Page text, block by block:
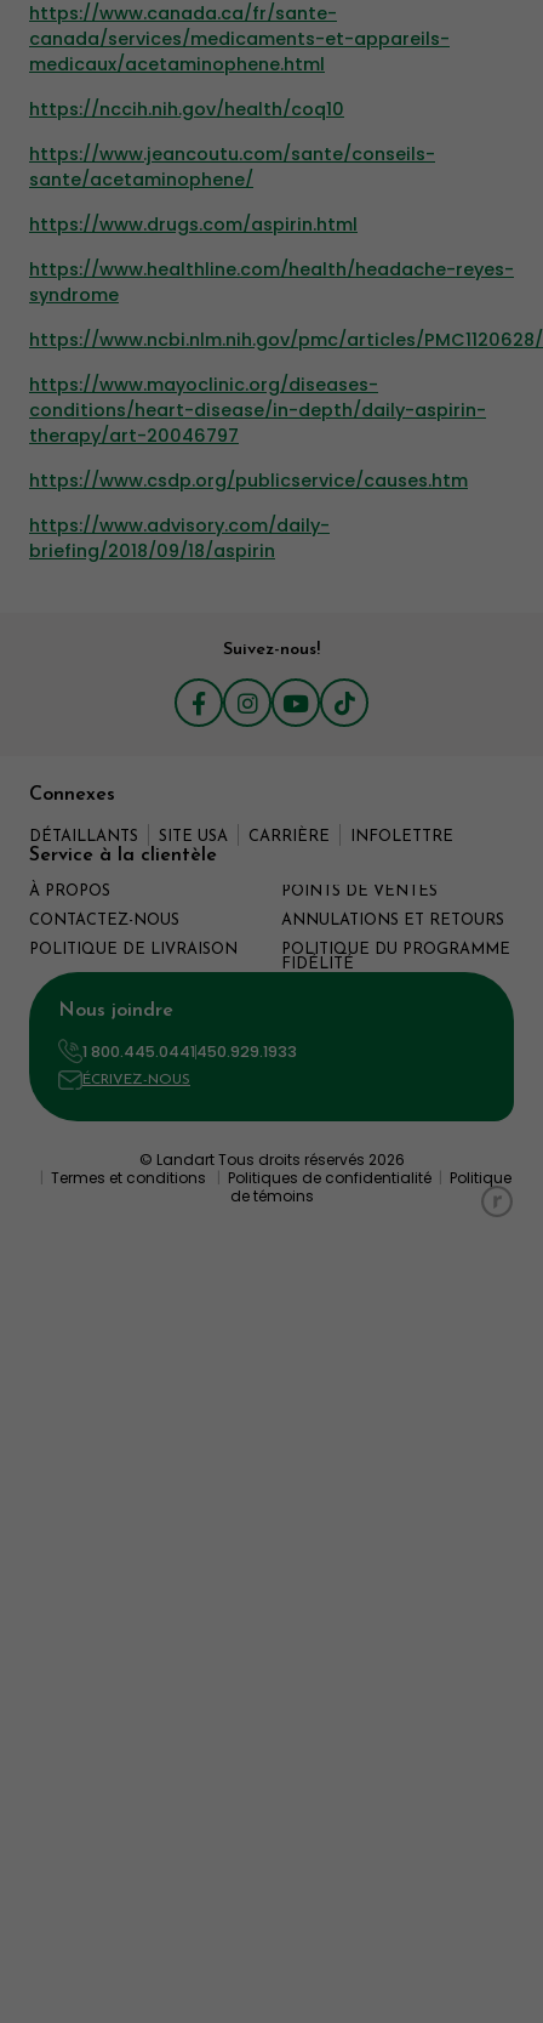
https://www.canada.ca/fr/sante-
canada/services/medicaments-et-appareils-
medicaux/acetaminophene.html
https://nccih.nih.gov/health/coq10
https://www.jeancoutu.com/sante/conseils-
sante/acetaminophene/
https://www.drugs.com/aspirin.html
https://www.healthline.com/health/headache-reyes-
syndrome
https://www.ncbi.nlm.nih.gov/pmc/articles/PMC1120628/
https://www.mayoclinic.org/diseases-
conditions/heart-disease/in-depth/daily-aspirin-
therapy/art-20046797
https://www.csdp.org/publicservice/causes.htm
https://www.advisory.com/daily-
briefing/2018/09/18/aspirin
Suivez-nous!
Connexes
DÉTAILLANTS SITE USA CARRIÈRE INFOLETTRE
Service à la clientèle
À PROPOS
CONTACTEZ-NOUS
POLITIQUE DE LIVRAISON
POINTS DE VENTES
ANNULATIONS ET RETOURS
POLITIQUE DU PROGRAMME
FIDÉLITÉ
Nous joindre
1 800.445.0441450.929.1933
ÉCRIVEZ-NOUS
© Landart Tous droits réservés 2026
Termes et conditions Politiques de confidentialité
Politique
de témoins